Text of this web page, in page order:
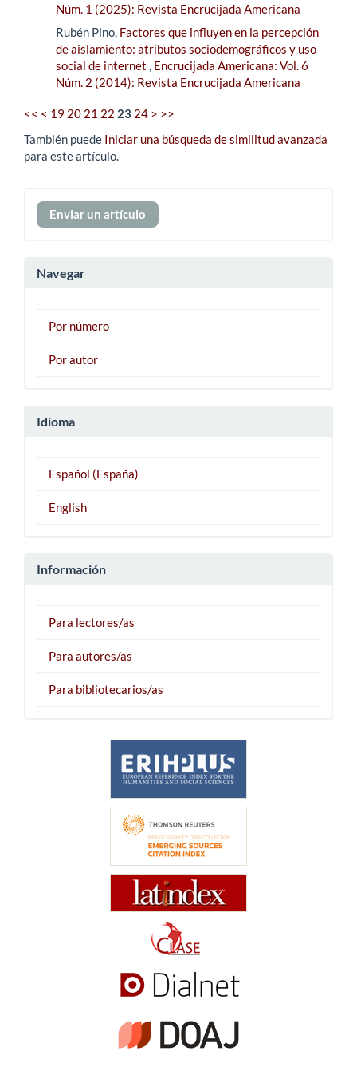
Núm. 1 (2025): Revista Encrucijada Americana
Rubén Pino, Factores que influyen en la percepción
de aislamiento: atributos sociodemográficos y uso
social de internet , Encrucijada Americana: Vol. 6
Núm. 2 (2014): Revista Encrucijada Americana
<< < 19 20 21 22 23 24 > >>
También puede Iniciar una búsqueda de similitud avanzada
para este artículo.
Enviar
un
Enviar un artículo
Navegar
Por número
Por autor
Idioma
Español (España)
English
Información
Para lectores/as
Para autores/as
Para bibliotecarios/as